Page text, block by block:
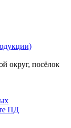
округ, посёлок
ПД